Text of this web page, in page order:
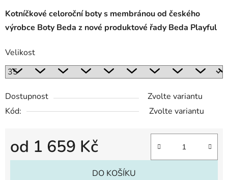
Kotníčkové celoroční boty s membránou od českého
výrobce Boty Beda z nové produktové řady Beda Playful
Velikost
Dostupnost
Zvolte variantu
Kód:
Zvolte variantu
od 1 659 Kč
Měrná cena:
DO KOŠÍKU